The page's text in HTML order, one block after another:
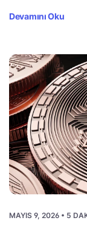
Devamını Oku
MAYIS 9, 2026 • 5